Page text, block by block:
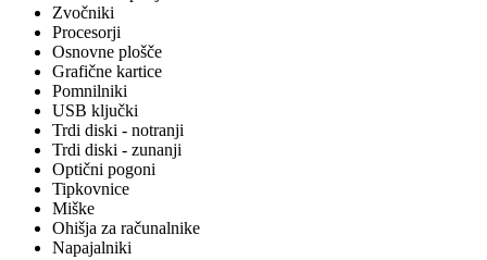
Zvočniki
Procesorji
Osnovne plošče
Grafične kartice
Pomnilniki
USB ključki
Trdi diski - notranji
Trdi diski - zunanji
Optični pogoni
Tipkovnice
Miške
Ohišja za računalnike
Napajalniki